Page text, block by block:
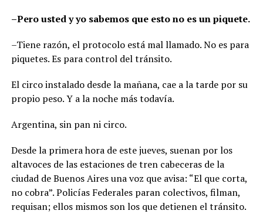
–Pero usted y yo sabemos que esto no es un piquete.
–Tiene razón, el protocolo está mal llamado. No es para
piquetes. Es para control del tránsito.
El circo instalado desde la mañana, cae a la tarde por su
propio peso. Y a la noche más todavía.
Argentina, sin pan ni circo.
Desde la primera hora de este jueves, suenan por los
altavoces de las estaciones de tren cabeceras de la
ciudad de Buenos Aires una voz que avisa: “El que corta,
no cobra”. Policías Federales paran colectivos, filman,
requisan; ellos mismos son los que detienen el tránsito.